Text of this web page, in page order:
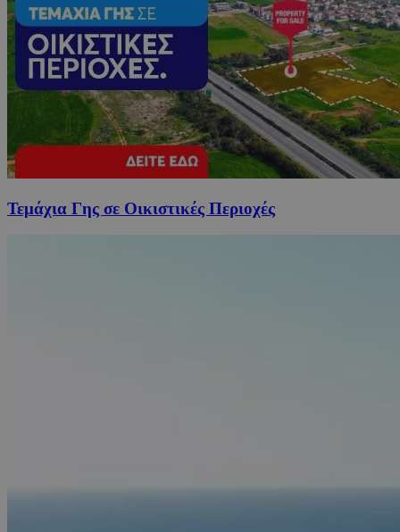
Τεμάχια Γης σε Οικιστικές Περιοχές